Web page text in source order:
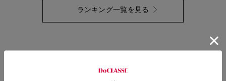
ランキング一覧を見る